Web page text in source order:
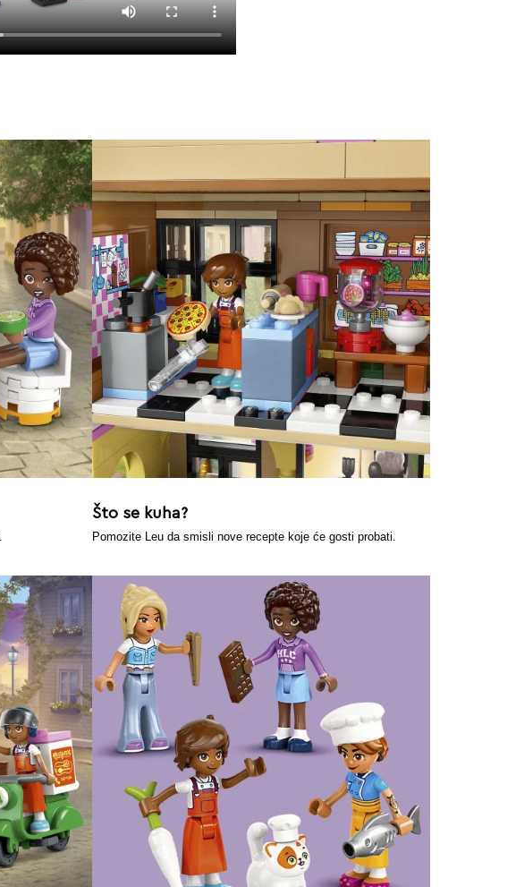
Što se kuha?
Pomozite Leu da smisli nove recepte koje će gosti probati.